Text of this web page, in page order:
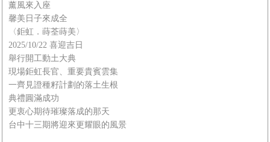
薰風來入座
馨美日子來成全
〈鉅虹．蒔荃蒔美〉
2025/10/22 喜迎吉日
舉行開工動土大典
現場鉅虹長官、重要貴賓雲集
一齊見證種籽計劃的落土生根
典禮圓滿成功
更衷心期待璀璨落成的那天
台中十三期將迎來更耀眼的風景